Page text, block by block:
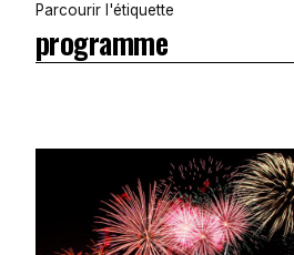
Parcourir l'étiquette
programme